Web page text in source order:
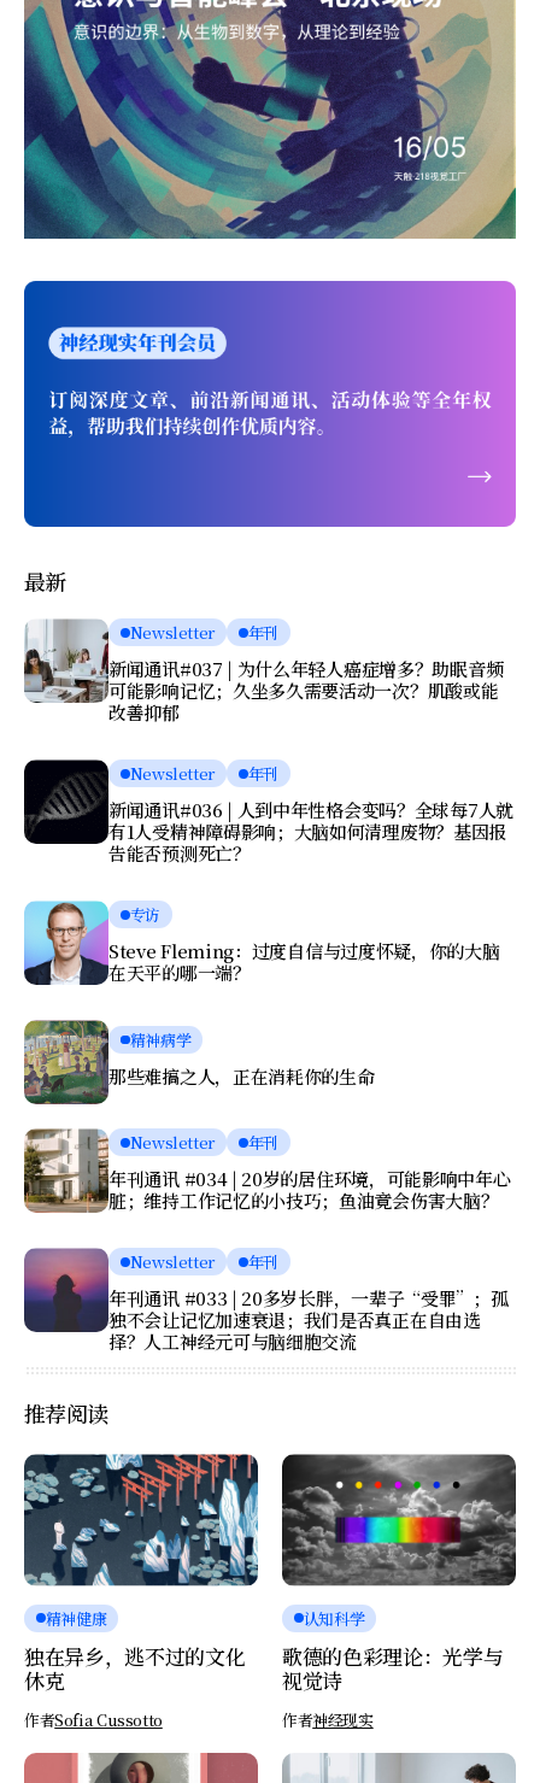
最新
Newsletter 年刊
新闻通讯#037 | 为什么年轻人癌症增多？助眠音频
可能影响记忆；久坐多久需要活动一次？肌酸或能
改善抑郁
Newsletter 年刊
新闻通讯#036 | 人到中年性格会变吗？全球每7人就
有1人受精神障碍影响；大脑如何清理废物？基因报
告能否预测死亡？
专访
Steve Fleming：过度自信与过度怀疑，你的大脑
在天平的哪一端？
精神病学
那些难搞之人，正在消耗你的生命
Newsletter 年刊
年刊通讯 #034 | 20岁的居住环境，可能影响中年心
脏；维持工作记忆的小技巧；鱼油竟会伤害大脑？
Newsletter 年刊
年刊通讯 #033 | 20多岁长胖，一辈子“受罪”；孤
独不会让记忆加速衰退；我们是否真正在自由选
择？人工神经元可与脑细胞交流
推荐阅读
精神健康
独在异乡，逃不过的文化
休克
作者Sofia Cussotto
认知科学
歌德的色彩理论：光学与
视觉诗
作者神经现实